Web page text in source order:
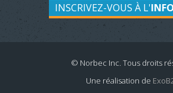
INSCRIVEZ-VOUS À L'
© Norbec Inc. Tous droits
Une réalisation de